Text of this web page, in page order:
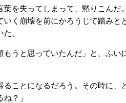
葉を失ってしまって、黙りこん
く崩壊を前にかろうじて踏み
。
もうと思っていたんだ」と、ふ
ることになるだろう。その時に
ね？」